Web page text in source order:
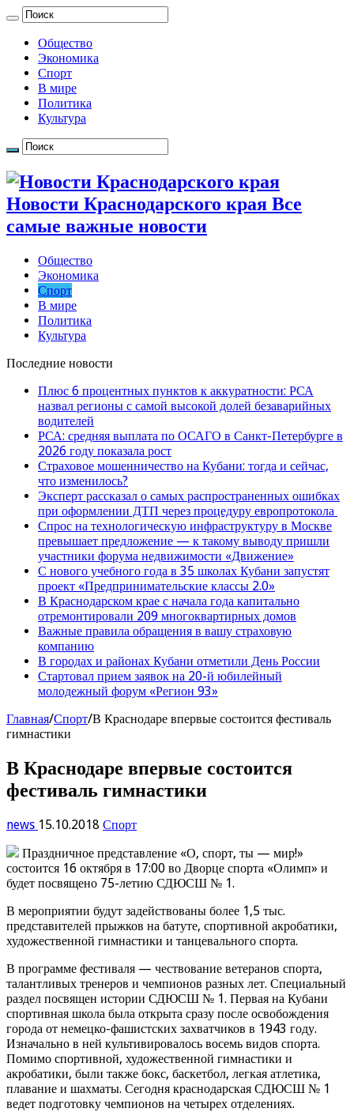
Общество
Экономика
Спорт
В мире
Политика
Культура
Новости Краснодарского края Все
самые важные новости
Общество
Экономика
Спорт
В мире
Политика
Культура
Последние новости
Плюс 6 процентных пунктов к аккуратности: РСА
назвал регионы с самой высокой долей безаварийных
водителей
РСА: средняя выплата по ОСАГО в Санкт-Петербурге в
2026 году показала рост
Страховое мошенничество на Кубани: тогда и сейчас,
что изменилось?
Эксперт рассказал о самых распространенных ошибках
при оформлении ДТП через процедуру европротокола
Спрос на технологическую инфраструктуру в Москве
превышает предложение — к такому выводу пришли
участники форума недвижимости «Движение»
С нового учебного года в 35 школах Кубани запустят
проект «Предпринимательские классы 2.0»
В Краснодарском крае с начала года капитально
отремонтировали 209 многоквартирных домов
Важные правила обращения в вашу страховую
компанию
В городах и районах Кубани отметили День России
Стартовал прием заявок на 20-й юбилейный
молодежный форум «Регион 93»
Главная/Спорт/В Краснодаре впервые состоится фестиваль
гимнастики
В Краснодаре впервые состоится
фестиваль гимнастики
news 15.10.2018 Спорт
Праздничное представление «О, спорт, ты — мир!»
состоится 16 октября в 17:00 во Дворце спорта «Олимп» и
будет посвящено 75-летию СДЮСШ № 1.
В мероприятии будут задействованы более 1,5 тыс.
представителей прыжков на батуте, спортивной акробатики,
художественной гимнастики и танцевального спорта.
В программе фестиваля — чествование ветеранов спорта,
талантливых тренеров и чемпионов разных лет. Специальный
раздел посвящен истории СДЮСШ № 1. Первая на Кубани
спортивная школа была открыта сразу после освобождения
города от немецко-фашистских захватчиков в 1943 году.
Изначально в ней культивировалось восемь видов спорта.
Помимо спортивной, художественной гимнастики и
акробатики, были также бокс, баскетбол, легкая атлетика,
плавание и шахматы. Сегодня краснодарская СДЮСШ № 1
ведет подготовку чемпионов на четырех отделениях.